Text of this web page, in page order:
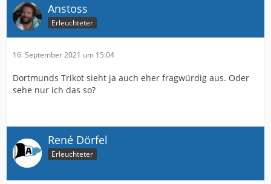
Anstoss
Erleuchteter
16. September 2021 um 15:04
Dortmunds Trikot sieht ja auch eher fragwürdig aus. Oder
sehe nur ich das so?
René Dörfel
Erleuchteter